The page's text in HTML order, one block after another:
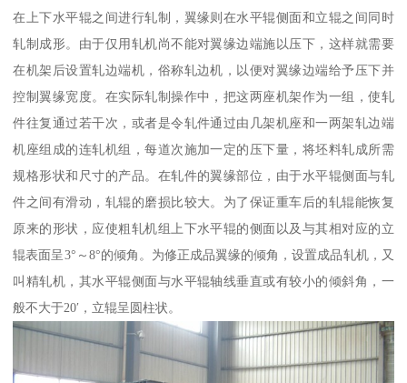
在上下水平辊之间进行轧制，翼缘则在水平辊侧面和立辊之间同时
轧制成形。由于仅用轧机尚不能对翼缘边端施以压下，这样就需要
在机架后设置轧边端机，俗称轧边机，以便对翼缘边端给予压下并
控制翼缘宽度。在实际轧制操作中，把这两座机架作为一组，使轧
件往复通过若干次，或者是令轧件通过由几架机座和一两架轧边端
机座组成的连轧机组，每道次施加一定的压下量，将坯料轧成所需
规格形状和尺寸的产品。在轧件的翼缘部位，由于水平辊侧面与轧
件之间有滑动，轧辊的磨损比较大。为了保证重车后的轧辊能恢复
原来的形状，应使粗轧机组上下水平辊的侧面以及与其相对应的立
辊表面呈3°～8°的倾角。为修正成品翼缘的倾角，设置成品轧机，又
叫精轧机，其水平辊侧面与水平辊轴线垂直或有较小的倾斜角，一
般不大于20′，立辊呈圆柱状。